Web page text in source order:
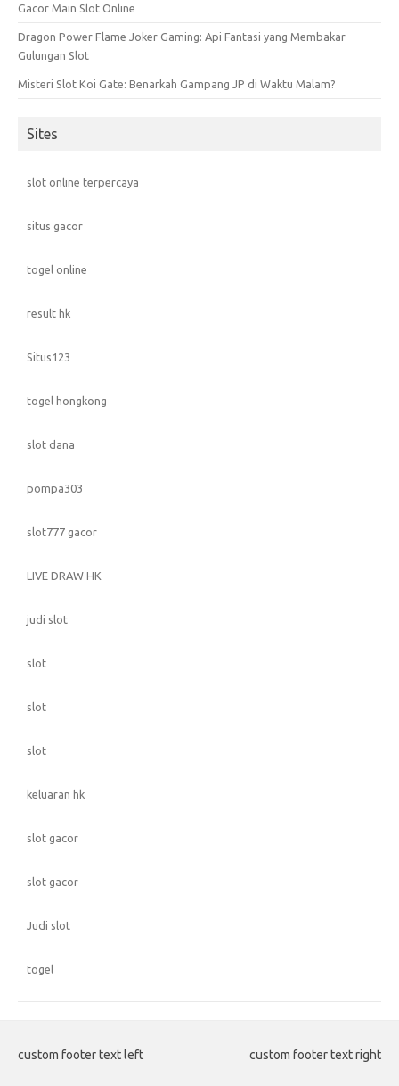
Gacor Main Slot Online
Dragon Power Flame Joker Gaming: Api Fantasi yang Membakar
Gulungan Slot
Misteri Slot Koi Gate: Benarkah Gampang JP di Waktu Malam?
Sites
slot online terpercaya
situs gacor
togel online
result hk
Situs123
togel hongkong
slot dana
pompa303
slot777 gacor
LIVE DRAW HK
judi slot
slot
slot
slot
keluaran hk
slot gacor
slot gacor
Judi slot
togel
custom footer text left custom footer text right